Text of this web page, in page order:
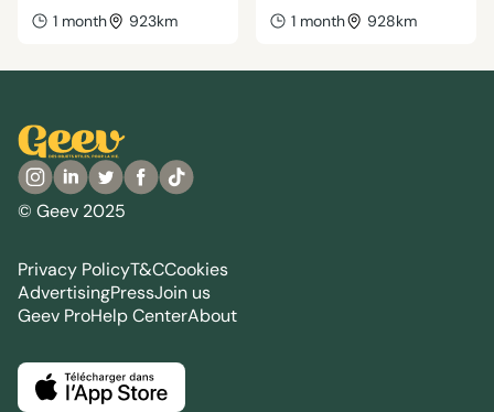
1 month 923km 1 month 928km
© Geev 2025
Privacy PolicyT&CCookies
AdvertisingPressJoin us
Geev ProHelp CenterAbout